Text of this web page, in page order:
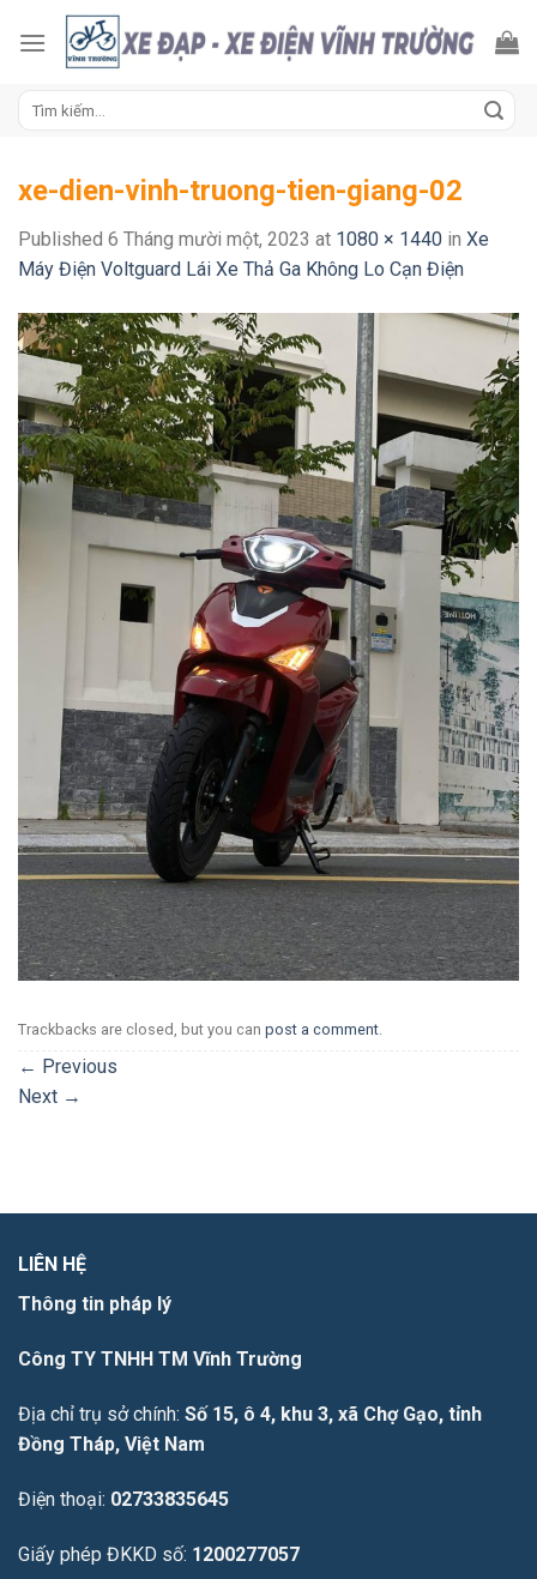
xe-dien-vinh-truong-tien-giang-02
Published 6 Tháng mười một, 2023 at 1080 × 1440 in Xe
Máy Điện Voltguard Lái Xe Thả Ga Không Lo Cạn Điện
Trackbacks are closed, but you can post a comment
← Previous
Next →
LIÊN HỆ
Thông tin pháp lý
Công TY TNHH TM Vĩnh Trường
Địa chỉ trụ sở chính: Số 15, ô 4, khu 3, xã Chợ Gạo, tỉnh
Đồng Tháp, Việt Nam
Điện thoại: 02733835645
Giấy phép ĐKKD số: 1200277057